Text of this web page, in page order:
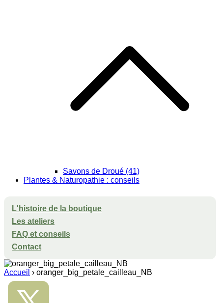
Savons de Droué (41)
Plantes & Naturopathie : conseils
L'histoire de la boutique
Les ateliers
FAQ et conseils
Contact
Accueil › oranger_big_petale_cailleau_NB